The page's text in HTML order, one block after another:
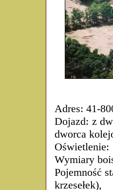
Adres: 41-
Dojazd: z
dworca
Oświetlenie:
Wymiary
Pojemność
krzesełek),